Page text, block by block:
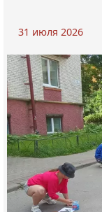
31 июля 2026